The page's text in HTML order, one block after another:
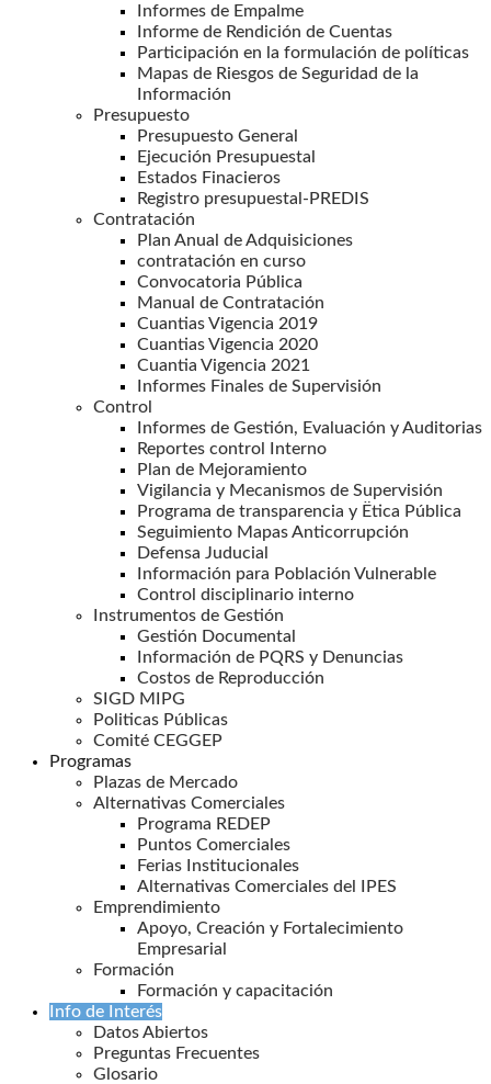
Informes de Empalme
Informe de Rendición de Cuentas
Participación en la formulación de políticas
Mapas de Riesgos de Seguridad de la
Información
Presupuesto
Presupuesto General
Ejecución Presupuestal
Estados Finacieros
Registro presupuestal-PREDIS
Contratación
Plan Anual de Adquisiciones
contratación en curso
Convocatoria Pública
Manual de Contratación
Cuantias Vigencia 2019
Cuantias Vigencia 2020
Cuantia Vigencia 2021
Informes Finales de Supervisión
Control
Informes de Gestión, Evaluación y Auditorias
Reportes control Interno
Plan de Mejoramiento
Vigilancia y Mecanismos de Supervisión
Programa de transparencia y Ëtica Pública
Seguimiento Mapas Anticorrupción
Defensa Juducial
Información para Población Vulnerable
Control disciplinario interno
Instrumentos de Gestión
Gestión Documental
Información de PQRS y Denuncias
Costos de Reproducción
SIGD MIPG
Politicas Públicas
Comité CEGGEP
Programas
Plazas de Mercado
Alternativas Comerciales
Programa REDEP
Puntos Comerciales
Ferias Institucionales
Alternativas Comerciales del IPES
Emprendimiento
Apoyo, Creación y Fortalecimiento
Empresarial
Formación
Formación y capacitación
Info de Interés
Datos Abiertos
Preguntas Frecuentes
Glosario